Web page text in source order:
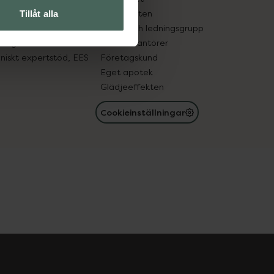
Tillåt alla
in gammal medicin
expertstöd, EES
Samarbeten
Ägare och ledningsgrupp
För leverantörer
Företagskund
Eget apotek
Glädjeeffekten
Cookieinställningar